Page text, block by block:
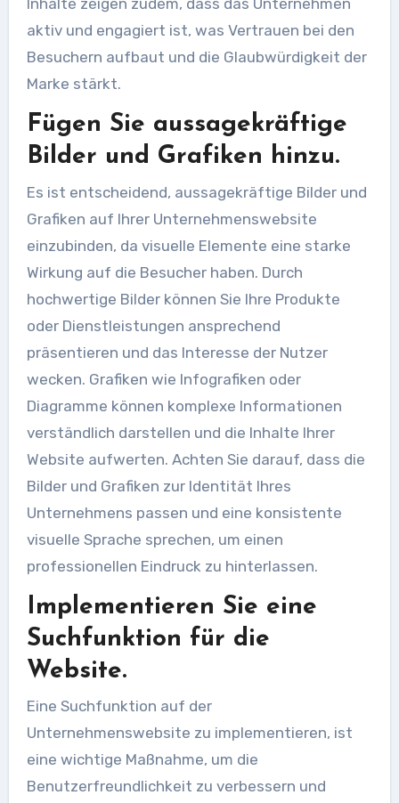
Inhalte zeigen zudem, dass das Unternehmen
aktiv und engagiert ist, was Vertrauen bei den
Besuchern aufbaut und die Glaubwürdigkeit der
Marke stärkt.
Fügen Sie aussagekräftige
Bilder und Grafiken hinzu.
Es ist entscheidend, aussagekräftige Bilder und
Grafiken auf Ihrer Unternehmenswebsite
einzubinden, da visuelle Elemente eine starke
Wirkung auf die Besucher haben. Durch
hochwertige Bilder können Sie Ihre Produkte
oder Dienstleistungen ansprechend
präsentieren und das Interesse der Nutzer
wecken. Grafiken wie Infografiken oder
Diagramme können komplexe Informationen
verständlich darstellen und die Inhalte Ihrer
Website aufwerten. Achten Sie darauf, dass die
Bilder und Grafiken zur Identität Ihres
Unternehmens passen und eine konsistente
visuelle Sprache sprechen, um einen
professionellen Eindruck zu hinterlassen.
Implementieren Sie eine
Suchfunktion für die
Website.
Eine Suchfunktion auf der
Unternehmenswebsite zu implementieren, ist
eine wichtige Maßnahme, um die
Benutzerfreundlichkeit zu verbessern und